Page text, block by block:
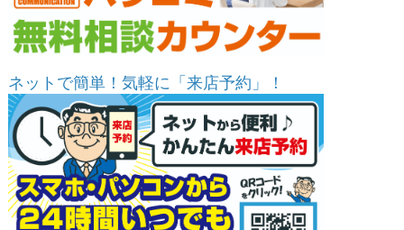
ネットで簡単！気軽に「来店予約」！